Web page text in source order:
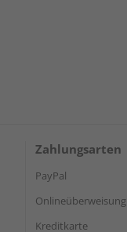
Zahlungsarten
PayPal
Onlineüberweisung
Kreditkarte